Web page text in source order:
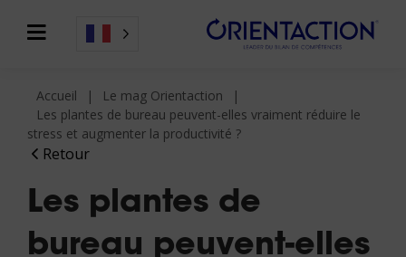
Retour
Accueil
Le mag Orientaction
Les plantes de bureau peuvent-elles vraiment réduire le
stress et augmenter la productivité ?
Les plantes de
bureau peuvent-elles